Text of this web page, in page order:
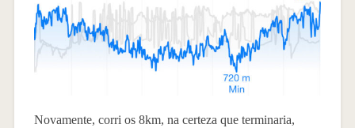
Novamente, corri os 8km, na certeza que terminaria,